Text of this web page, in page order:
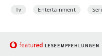
Tv Entertainment
featured LESEEMPFEHLUNGEN